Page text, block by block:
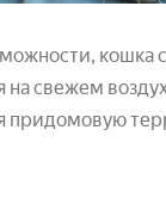
кошка
свежем
придомовую